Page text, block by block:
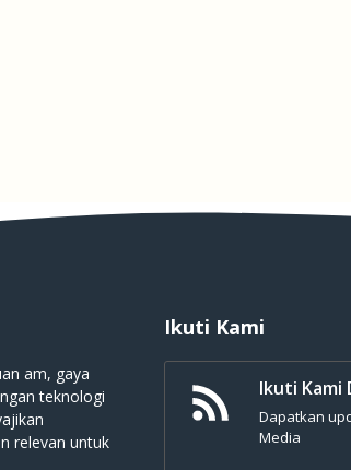
am, gaya
teknologi
relevan untuk
Ikuti Kami
Ikuti Kami
Dapatkan
Media